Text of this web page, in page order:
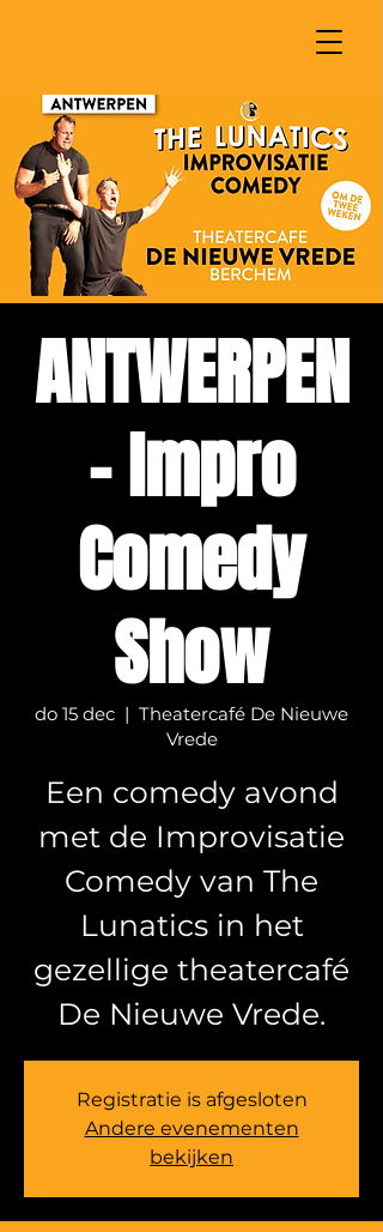
ANTWERPEN
- Impro
Comedy
Show
do 15 dec
  |
Theatercafé De Nieuwe
Vrede
Een comedy avond
met de Improvisatie
Comedy van The
Lunatics in het
gezellige theatercafé
De Nieuwe Vrede.
Registratie is afgesloten
Andere evenementen
bekijken